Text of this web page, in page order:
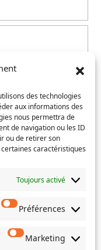
des technologies
aux informations des
nous permettra de
de navigation ou les ID
ou de retirer son
caractéristiques
Toujours activé
Préférences
Marketing
de naissance et/ou
service